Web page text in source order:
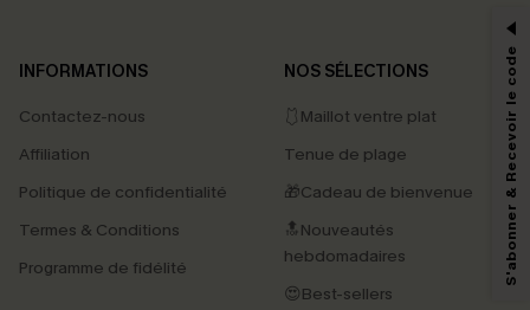
INFORMATIONS
Contactez-nous
Affiliation
Politique de confidentialité
Termes & Conditions
Programme de fidélité
NOS SÉLECTIONS
🩱Maillot ventre plat
Tenue de plage
🎁Cadeau de bienvenue
🔝Nouveautés
hebdomadaires
😍Best-sellers
marketing (y compris du contenu généré par l'IA) de Cupshe et
pouvons utiliser les données collectées sur notre site ainsi que des
savoir si ceux-ci ont été ouverts, de mesurer votre engagement, de
personnaliser nos contenus et nos offres, et de vous recommander des
produits susceptibles de vous intéresser, conformément à notre
Politique de
. Vous pouvez vous désabonner à tout moment.
S'abonner & Recevoir le code